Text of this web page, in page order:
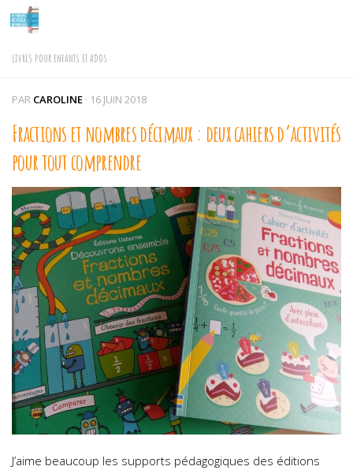
Skip to content
LIVRES POUR ENFANTS ET ADOS
PAR CAROLINE · 16 JUIN 2018
Fractions et nombres décimaux : deux cahiers d’activités
pour tout comprendre
J’aime beaucoup les supports pédagogiques des éditions